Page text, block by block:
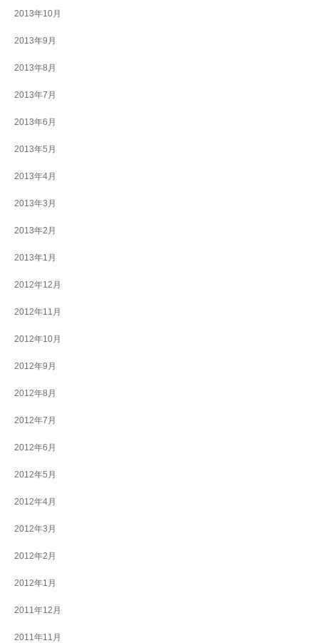
2013年10月
2013年9月
2013年8月
2013年7月
2013年6月
2013年5月
2013年4月
2013年3月
2013年2月
2013年1月
2012年12月
2012年11月
2012年10月
2012年9月
2012年8月
2012年7月
2012年6月
2012年5月
2012年4月
2012年3月
2012年2月
2012年1月
2011年12月
2011年11月